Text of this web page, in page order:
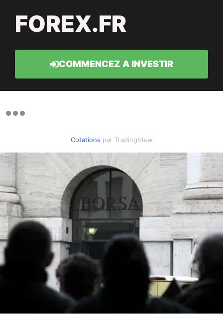
FOREX.FR
COMMENCEZ A INVESTIR
Cotations par TradingView